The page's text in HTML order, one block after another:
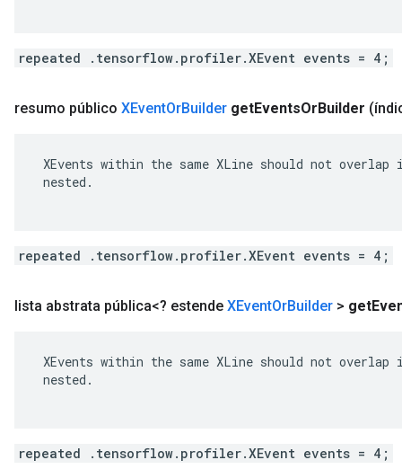
repeated .tensorflow.profiler.XEvent events = 4;
resumo público XEventOrBuilder getEventsOrBuilder
XEvents within the same XLine should not
nested.
repeated .tensorflow.profiler.XEvent events = 4;
lista abstrata pública<? estende XEventOrBuilder > get
XEvents within the same XLine should not
nested.
repeated .tensorflow.profiler.XEvent events = 4;